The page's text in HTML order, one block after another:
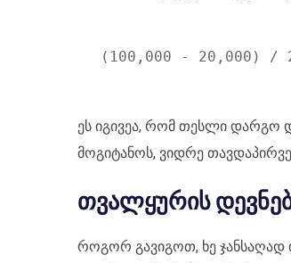
ეს იგივეა, რომ თესლი დარგო
მოგიტანოს, ვიდრე
თვალყურის
როგორ გავიგოთ, ხე ჯანსაღად